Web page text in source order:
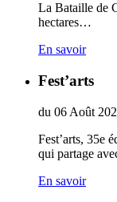
La Bataille de
hectares…
En savoir
Fest’arts
du 06 Août
Fest’arts, 35e
qui partage
En savoir